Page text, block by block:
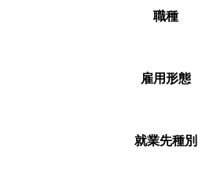
職種
雇用形態
就業先種別